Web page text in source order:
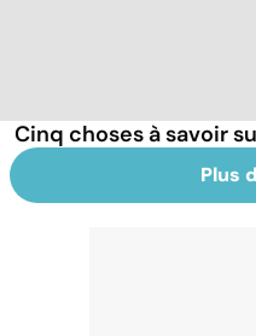
Cinq choses à savoir
Plus